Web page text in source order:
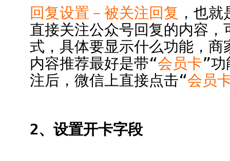
回复设置－被关注回复 ，也
直接关注公众号回复的内容
式，具体要显示什么功能，
内容推荐最好是带“会员卡”
注后，微信上直接点击“会员
2、设置开卡字段